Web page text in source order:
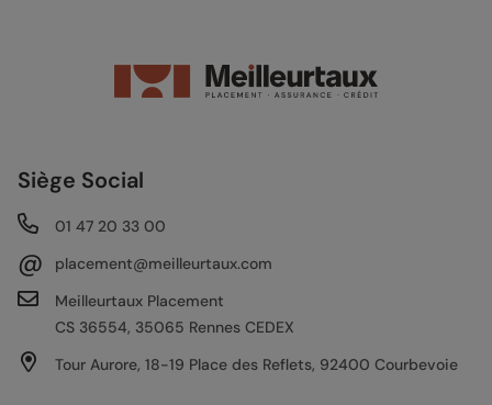
Siège Social
01 47 20 33 00
@
placement@meilleurtaux.com
Meilleurtaux Placement
CS 36554, 35065 Rennes CEDEX
Tour Aurore, 18-19 Place des Reflets, 92400 Courbevoie